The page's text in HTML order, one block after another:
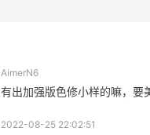
AimerN6
有出加强版色修小样的嘛，要
2022-08-25 22:02:51
秋天的第1杯安排上｜库迪生
海淘返利
08月07日